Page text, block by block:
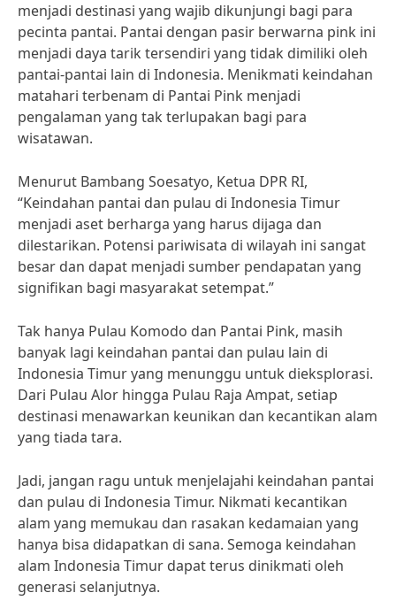
menjadi destinasi yang wajib dikunjungi bagi para
pecinta pantai. Pantai dengan pasir berwarna pink ini
menjadi daya tarik tersendiri yang tidak dimiliki oleh
pantai-pantai lain di Indonesia. Menikmati keindahan
matahari terbenam di Pantai Pink menjadi
pengalaman yang tak terlupakan bagi para
wisatawan.
Menurut Bambang Soesatyo, Ketua DPR RI,
“Keindahan pantai dan pulau di Indonesia Timur
menjadi aset berharga yang harus dijaga dan
dilestarikan. Potensi pariwisata di wilayah ini sangat
besar dan dapat menjadi sumber pendapatan yang
signifikan bagi masyarakat setempat.”
Tak hanya Pulau Komodo dan Pantai Pink, masih
banyak lagi keindahan pantai dan pulau lain di
Indonesia Timur yang menunggu untuk dieksplorasi.
Dari Pulau Alor hingga Pulau Raja Ampat, setiap
destinasi menawarkan keunikan dan kecantikan alam
yang tiada tara.
Jadi, jangan ragu untuk menjelajahi keindahan pantai
dan pulau di Indonesia Timur. Nikmati kecantikan
alam yang memukau dan rasakan kedamaian yang
hanya bisa didapatkan di sana. Semoga keindahan
alam Indonesia Timur dapat terus dinikmati oleh
generasi selanjutnya.